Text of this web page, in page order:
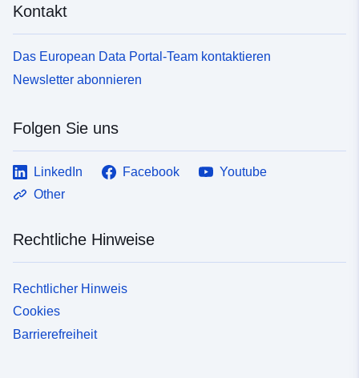
Kontakt
Das European Data Portal-Team kontaktieren
Newsletter abonnieren
Folgen Sie uns
LinkedIn Facebook
Youtube
Other
Rechtliche Hinweise
Rechtlicher Hinweis
Cookies
Barrierefreiheit